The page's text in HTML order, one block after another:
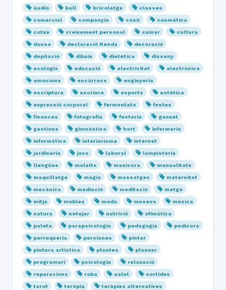
àudio
ball bricolatge
classes
comercial
companyia cosir
cosmètica
cotxe
creixement personal cuinar
cultura
dansa
declaració Renda
decoració
depilació
dibuix dietètica
disseny
ecologia
educació electricitat
electrònica
emocions
encàrrecs
enginyeria
escriptura
escriure esports
estètica
expressió corporal
fermentats
festes
finances
fotografia fusteria
ganxet
gestions
gimnàstica hort
infermeria
informàtica
interiorisme
internet
jardineria
jocs laboral
lampisteria
llengües
malalts manicura
manualitats
maquillatge
màgia massatges
maternitat
mecànica
mediació meditació
metge
mitja
mobles moda museus
música
natura
netejar nutrició
ofimàtica
paleta
parapsicologia pedagogia
pedicura
perruqueria
persianes
pintar
pintura artística
plantes
planxar
programari
psicologia
relaxació
reparacions
roba salut
sortides
tarot
teràpia
teràpies alternatives